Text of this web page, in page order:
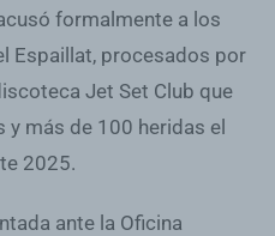
formalmente a los
Espaillat, procesados por
Jet Set Club que
más de 100 heridas el
2025.
ante la Oficina